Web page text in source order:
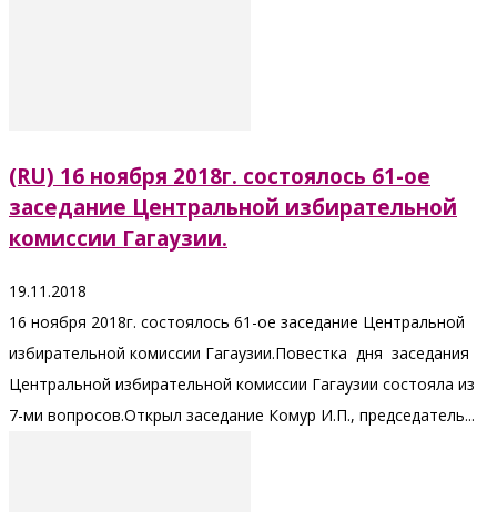
(RU) 16 ноября 2018г. состоялось 61-ое
заседание Центральной избирательной
комиссии Гагаузии.
19.11.2018
16 ноября 2018г. состоялось 61-ое заседание Центральной
избирательной комиссии Гагаузии.Повестка дня заседания
Центральной избирательной комиссии Гагаузии состояла из
7-ми вопросов.Открыл заседание Комур И.П., председатель...